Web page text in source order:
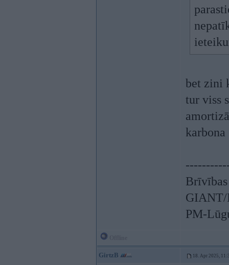
bet zini
tur viss
GIANT/
PM-
GirtzB 18. Apr 2025,